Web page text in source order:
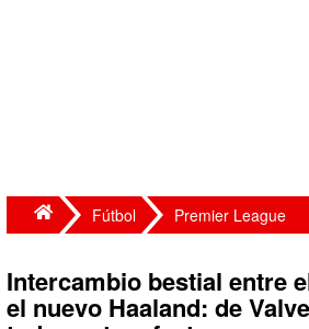
Fútbol Premier League
Intercambio bestial entre
el nuevo Haaland: de